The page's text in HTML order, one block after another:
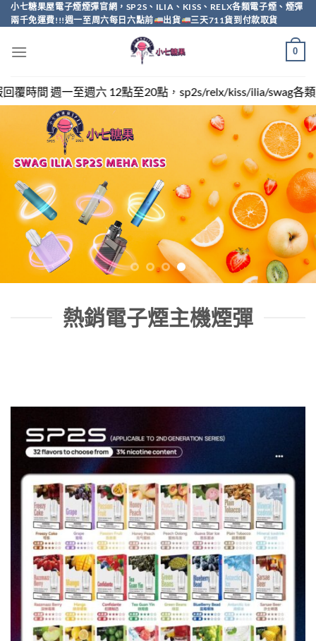
Skip
to
小七糖果屋電子煙煙彈官網，SP2S、ILIA、KISS、RELX各類電子煙、煙彈
兩千免運費!!!週一至周六每日六點前
出貨 三天711貨到付款取貨
0
至20點，sp2s/relx/kiss/ilia/swag各類電子煙煙彈買越多越便
熱銷電子煙主機煙彈